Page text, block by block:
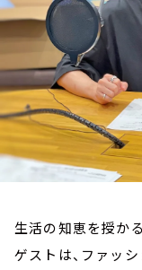
生活の知恵を授かる
ゲストは、ファッ